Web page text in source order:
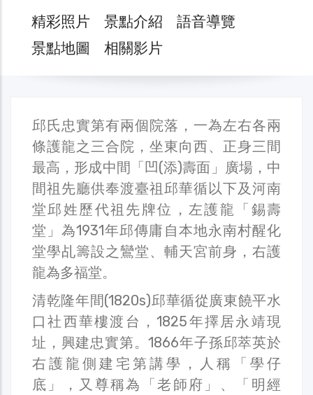
精彩照片 景點介紹
語音導覽
景點地圖
相關影片
邱氏忠實第有兩個院落，一為左右各兩
條護龍之三合院，坐東向西、正身三間
最高，形成中間「凹(添)壽面」廣場，中
間祖先廳供奉渡臺祖邱華循以下及河南
堂邱姓歷代祖先牌位，左護龍「錫壽
堂」為1931年邱傳庸自本地永南村醒化
堂學乩籌設之鸞堂、輔天宮前身，右護
龍為多福堂。
清乾隆年間(1820s)邱華循從廣東饒平水
口社西華樓渡台，1825年擇居永靖現
址，興建忠實第。1866年子孫邱萃英於
右護龍側建宅第講學，人稱「學仔
底」，又尊稱為「老師府」、「明經